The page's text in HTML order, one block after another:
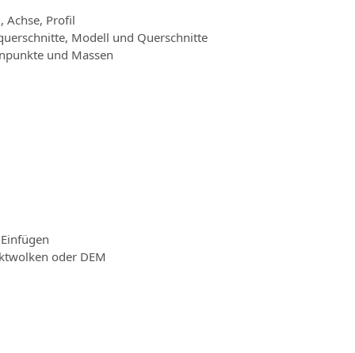
Achse, Profil
Modell und Querschnitte
und Massen
oder DEM